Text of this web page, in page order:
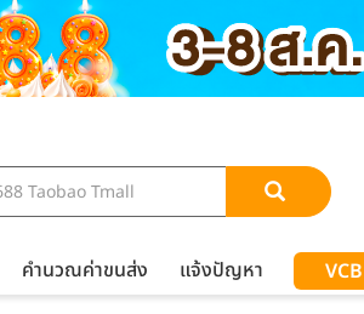
คำนวณค่าขนส่ง แจ้งปัญหา